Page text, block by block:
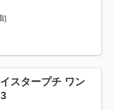
スタープチ ワン